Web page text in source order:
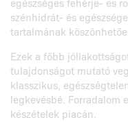
szénhidrát- és
tartalmának
Ezek a főbb
tulajdonságot mutató
klasszikus,
legkevésbé. Forradalom
készételek piacán.